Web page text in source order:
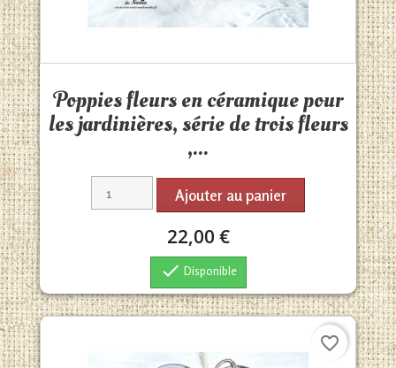
Poppies fleurs en céramique pour
les jardinières, série de trois fleurs
,...
Ajouter au panier
22,00 €
 Disponible
favorite_border